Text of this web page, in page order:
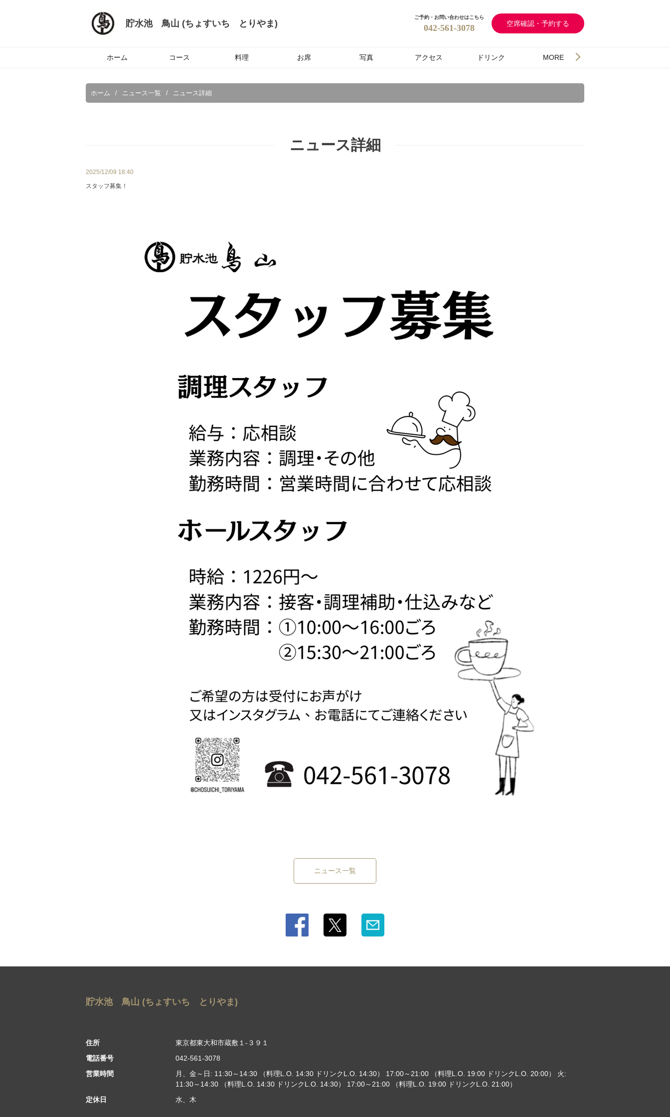
貯水池 鳥山 (ちょすいち とりやま)
ご予約・お問い合わせはこちら
042-561-3078 空席確認・予約する
ホーム コース 料理 お席 写真 アクセス ドリンク MORE
ホーム ニュース一覧 ニュース詳細
ニュース詳細
2025/12/09 18:40
スタッフ募集！
ニュース一覧
貯水池 鳥山 (ちょすいち とりやま)
住所
東京都東大和市蔵敷１‐３９１
電話番号
042-561-3078
営業時間
月、金～日: 11:30～14:30 （料理L.O. 14:30 ドリンクL.O. 14:30） 17:00～21:00 （料理L.O. 19:00 ドリンクL.O. 20:00） 火:
11:30～14:30 （料理L.O. 14:30 ドリンクL.O. 14:30） 17:00～21:00 （料理L.O. 19:00 ドリンクL.O. 21:00）
定休日
水、木